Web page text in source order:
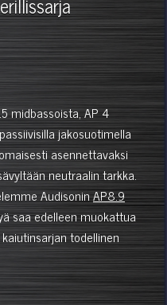
midbassoista, AP 4
jakosuotimella
asennettavaksi
neutraalin tarkka.
AudisoninAP8.9
saa edelleen muokattua
todellinen